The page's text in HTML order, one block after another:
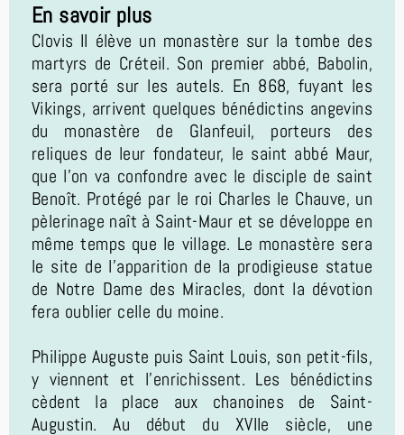
En savoir plus
Clovis II élève un monastère sur la tombe des
martyrs de Créteil. Son premier abbé, Babolin,
sera porté sur les autels. En 868, fuyant les
Vikings, arrivent quelques bénédictins angevins
du monastère de Glanfeuil, porteurs des
reliques de leur fondateur, le saint abbé Maur,
que l’on va confondre avec le disciple de saint
Benoît. Protégé par le roi Charles le Chauve, un
pèlerinage naît à Saint-Maur et se développe en
même temps que le village. Le monastère sera
le site de l’apparition de la prodigieuse statue
de Notre Dame des Miracles, dont la dévotion
fera oublier celle du moine.
Philippe Auguste puis Saint Louis, son petit-fils,
y viennent et l’enrichissent. Les bénédictins
cèdent la place aux chanoines de Saint-
Augustin. Au début du XVIIe siècle, une